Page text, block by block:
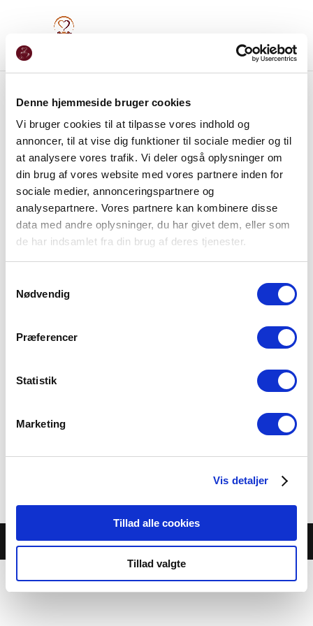
Denne hjemmeside bruger cookies
Vi bruger cookies til at tilpasse vores indhold og
annoncer, til at vise dig funktioner til sociale medier og til
at analysere vores trafik. Vi deler også oplysninger om
din brug af vores website med vores partnere inden for
sociale medier, annonceringspartnere og
analysepartnere. Vores partnere kan kombinere disse
data med andre oplysninger, du har givet dem, eller som
de har indsamlet fra din brug af deres tjenester.
Nødvendig
Præferencer
Statistik
Marketing
Vis detaljer
Tillad alle cookies
Tillad valgte
BANANASPLIT
75.00 kr.
© Café Jambo |Cookie- og privatlivspolitik